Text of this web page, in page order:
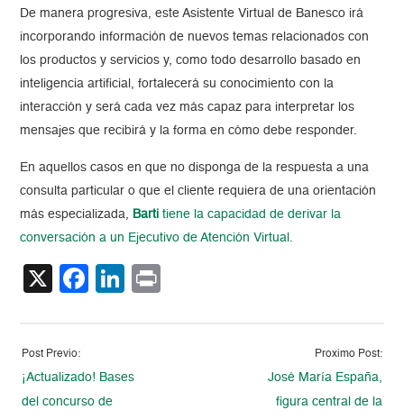
De manera progresiva, este Asistente Virtual de Banesco irá
incorporando información de nuevos temas relacionados con
los productos y servicios y, como todo desarrollo basado en
inteligencia artificial, fortalecerá su conocimiento con la
interacción y será cada vez más capaz para interpretar los
mensajes que recibirá y la forma en cómo debe responder.
En aquellos casos en que no disponga de la respuesta a una
consulta particular o que el cliente requiera de una orientación
más especializada, Barti tiene la capacidad de derivar la
conversación a un Ejecutivo de Atención Virtual.
X Facebook
LinkedIn
Post Previo:
¡Actualizado! Bases
del concurso de
Proximo Post:
José María España,
figura central de la